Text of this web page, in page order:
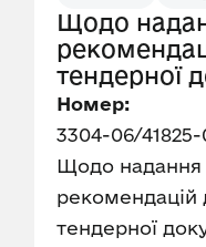
Щодо
тендерної
Номер:
3304-06/41825-
Щодо надання
рекомендацій
тендерної